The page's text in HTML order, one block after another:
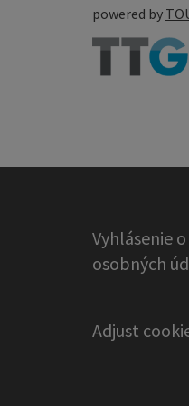
powered by
Vyhlásenie
osobných
Adjust